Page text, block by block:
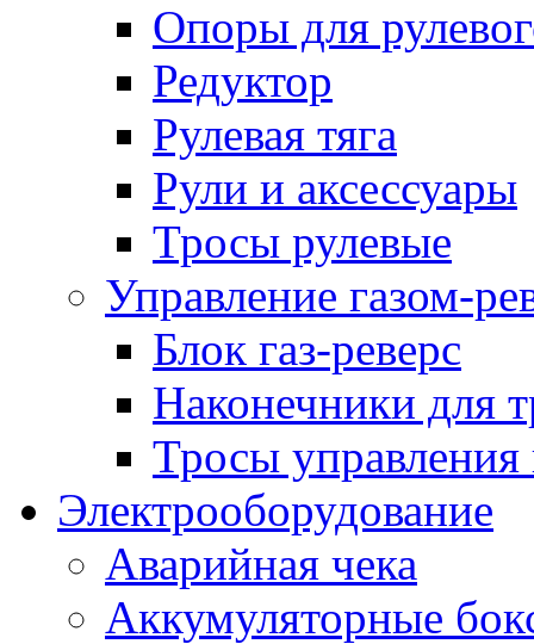
Опоры для
Редуктор
Рулевая тяга
Рули и аксессуары
Тросы рулевые
Управление газом-
Блок газ-реверс
Наконечники для
Тросы управления
Электрооборудование
Аварийная чека
Аккумуляторные